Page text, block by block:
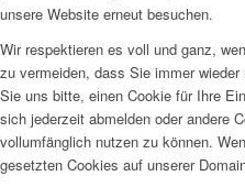
unsere Website erneut besuchen.
Wir respektieren es voll und ganz,
zu vermeiden, dass Sie immer
Sie uns bitte, einen Cookie für Ihre
sich jederzeit abmelden oder andere
vollumfänglich nutzen zu können.
gesetzten Cookies auf unserer